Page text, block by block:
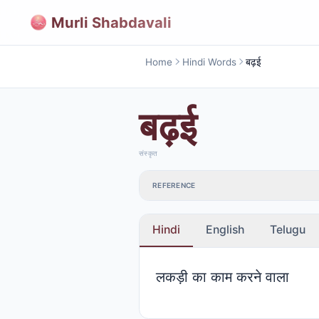
Murli Shabdavali
Home Hindi Words बढ़ई
बढ़ई
संस्कृत
REFERENCE
Hindi English Telugu
लकड़ी का काम करने वाला